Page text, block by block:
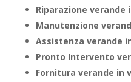
Riparazione verande
Manutenzione
Assistenza verande
Pronto Intervento
Fornitura verande in